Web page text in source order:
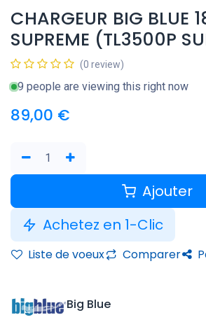
CHARGEUR BIG BLUE
SUPREME (TL3500P
(0 review)
9 people are viewing this right now
89,00 €
Ajouter
Achetez en 1-Clic
Liste de voeux Comparer
Big Blue